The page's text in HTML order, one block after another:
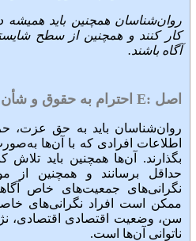
روان‌شناسان همچنین باید
کار کنند و همچنین از سطح
آگاه باشند.
اصل:E احترام به حقوق و شأن
روان‌شناسان باید به حق عزت،
اطلاعات افرادی که با آن‌ها
بگذارند. آن‌ها همچنین باید تلاش
حداقل برسانند و همچنین از
نگرانی‌های جمعیت‌های خاص آگاهی
ممکن است افراد نگرانی‌های
سن، وضعیت اقتصادی اقتصادی،
ناتوانی آن‌ها است.